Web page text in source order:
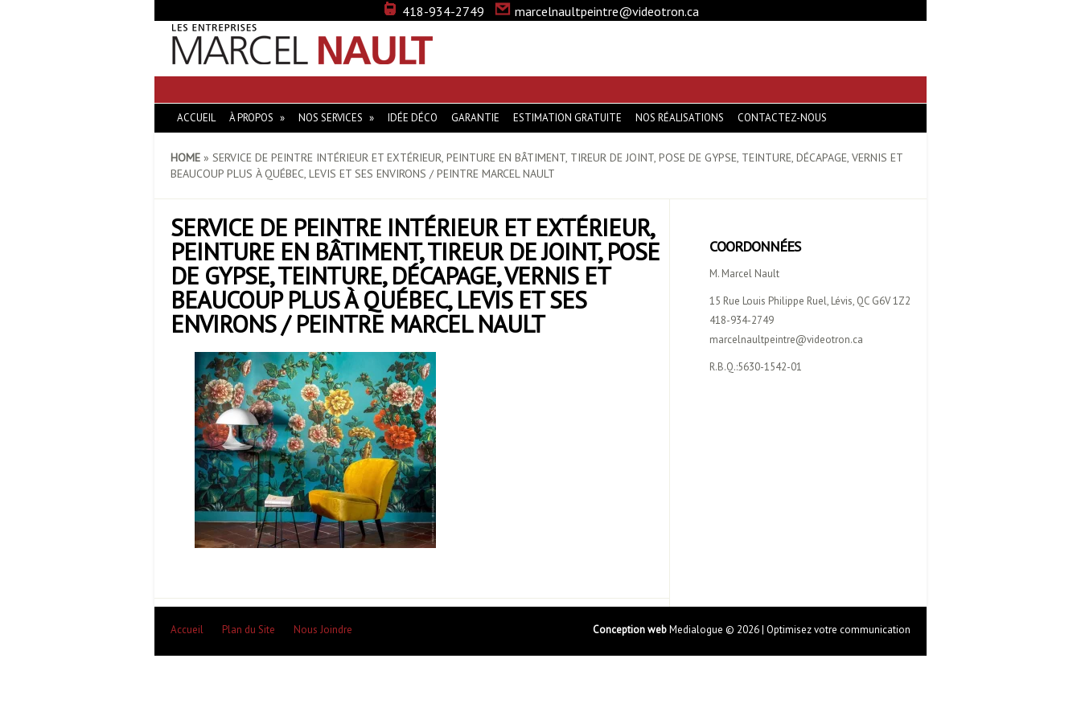
418-934-2749 marcelnaultpeintre@videotron.ca
ACCUEIL À PROPOS NOS SERVICES IDÉE DÉCO GARANTIE ESTIMATION GRATUITE NOS RÉALISATIONS CONTACTEZ-NOUS
HOME » SERVICE DE PEINTRE INTÉRIEUR ET EXTÉRIEUR, PEINTURE EN BÂTIMENT, TIREUR DE JOINT, POSE DE GYPSE, TEINTURE, DÉCAPAGE, VERNIS ET
BEAUCOUP PLUS À QUÉBEC, LEVIS ET SES ENVIRONS / PEINTRE MARCEL NAULT
SERVICE DE PEINTRE INTÉRIEUR ET EXTÉRIEUR,
PEINTURE EN BÂTIMENT, TIREUR DE JOINT, POSE
DE GYPSE, TEINTURE, DÉCAPAGE, VERNIS ET
BEAUCOUP PLUS À QUÉBEC, LEVIS ET SES
ENVIRONS / PEINTRE MARCEL NAULT
COORDONNÉES
M. Marcel Nault
15 Rue Louis Philippe Ruel, Lévis, QC G6V 1Z2
418-934-2749
marcelnaultpeintre@videotron.ca
R.B.Q.:5630-1542-01
Accueil Plan du Site Nous Joindre Conception webMedialogue © 2026 | Optimisez votre communication